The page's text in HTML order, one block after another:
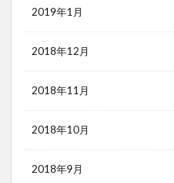
2019年1月
2018年12月
2018年11月
2018年10月
2018年9月